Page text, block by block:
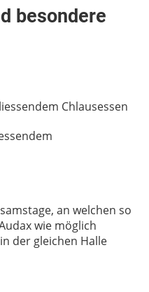
besondere
Chlausessen
an welchen so
wie möglich
der gleichen Halle